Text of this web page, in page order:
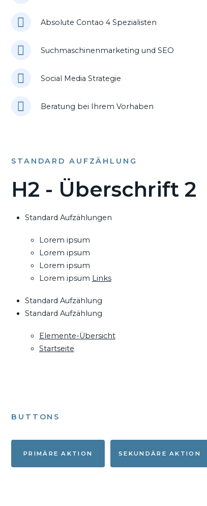
Absolute Contao 4 Spezialisten
Suchmaschinenmarketing und SEO
Social Media Strategie
Beratung bei Ihrem Vorhaben
STANDARD AUFZÄHLUNG
H2 - Überschrift 2
Standard Aufzählungen
Lorem ipsum
Lorem ipsum
Lorem ipsum
Lorem ipsum Links
Standard Aufzählung
Standard Aufzählung
Elemente-Übersicht
Startseite
BUTTONS
PRIMÄRE AKTION SEKUNDÄRE AKTION